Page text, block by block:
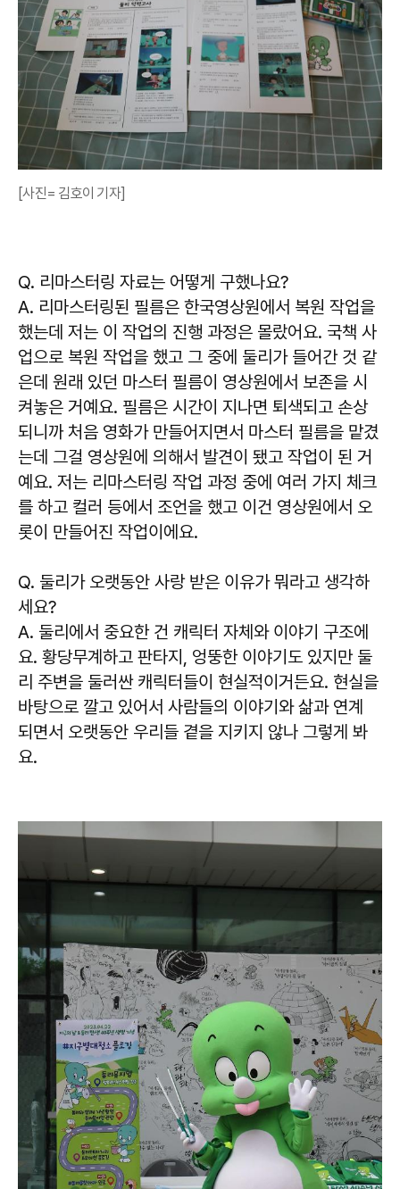
[사진= 김호이 기자]
Q. 리마스터링 자료는 어떻게 구했나요?
A. 리마스터링된 필름은 한국영상원에서 복원 작업을
했는데 저는 이 작업의 진행 과정은 몰랐어요. 국책 사
업으로 복원 작업을 했고 그 중에 둘리가 들어간 것 같
은데 원래 있던 마스터 필름이 영상원에서 보존을 시
켜놓은 거예요. 필름은 시간이 지나면 퇴색되고 손상
되니까 처음 영화가 만들어지면서 마스터 필름을 맡겼
는데 그걸 영상원에 의해서 발견이 됐고 작업이 된 거
예요. 저는 리마스터링 작업 과정 중에 여러 가지 체크
를 하고 컬러 등에서 조언을 했고 이건 영상원에서 오
롯이 만들어진 작업이에요.
Q. 둘리가 오랫동안 사랑 받은 이유가 뭐라고 생각하
세요?
A. 둘리에서 중요한 건 캐릭터 자체와 이야기 구조에
요. 황당무계하고 판타지, 엉뚱한 이야기도 있지만 둘
리 주변을 둘러싼 캐릭터들이 현실적이거든요. 현실을
바탕으로 깔고 있어서 사람들의 이야기와 삶과 연계
되면서 오랫동안 우리들 곁을 지키지 않나 그렇게 봐
요.